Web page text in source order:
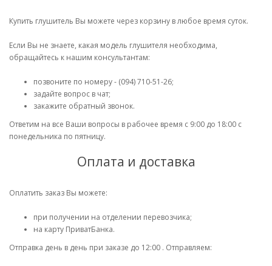
Купить глушитель Вы можете через корзину в любое время суток.
Если Вы не знаете, какая модель глушителя необходима,
обращайтесь к нашим консультантам:
позвоните по номеру - (094) 710-51-26;
задайте вопрос в чат;
закажите обратный звонок.
Ответим на все Ваши вопросы в рабочее время с 9:00 до 18:00 с
понедельника по пятницу.
Оплата и доставка
Оплатить заказ Вы можете:
при получении на отделении перевозчика;
на карту ПриватБанка.
Отправка день в день при заказе до 12:00 . Отправляем: